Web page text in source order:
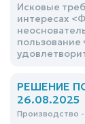
Исковые
интересах
РЕШЕНИЕ
26.08.2025
Производство